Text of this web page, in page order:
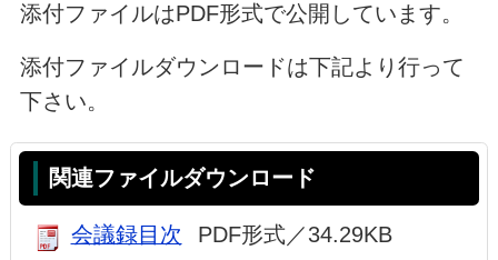
添付ファイルはPDF形式で公開しています。
添付ファイルダウンロードは下記より行って
下さい。
関連ファイルダウンロード
会議録目次 PDF形式／34.29KB